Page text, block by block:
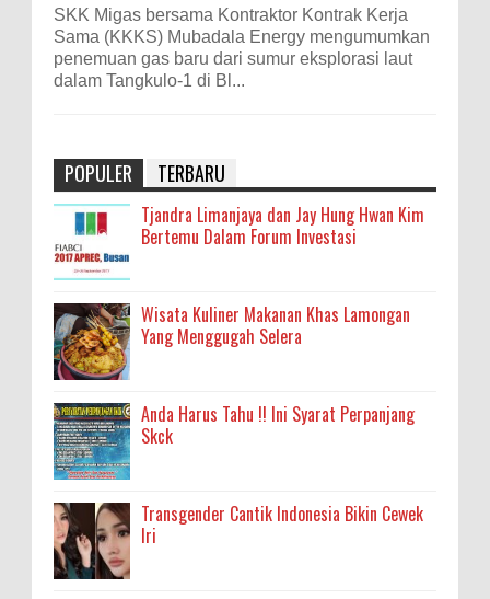
SKK Migas bersama Kontraktor Kontrak Kerja
Sama (KKKS) Mubadala Energy mengumumkan
penemuan gas baru dari sumur eksplorasi laut
dalam Tangkulo-1 di Bl...
POPULER TERBARU
Tjandra Limanjaya dan Jay Hung Hwan Kim
Bertemu Dalam Forum Investasi
Wisata Kuliner Makanan Khas Lamongan
Yang Menggugah Selera
Anda Harus Tahu !! Ini Syarat Perpanjang
Skck
Transgender Cantik Indonesia Bikin Cewek
Iri